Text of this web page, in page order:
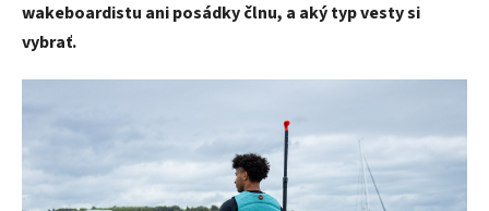
wakeboardistu ani posádky člnu, a aký typ vesty si
vybrať.